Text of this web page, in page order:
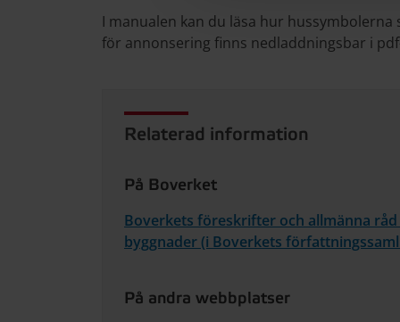
I manualen kan du läsa hur
för annonsering finns nedladdningsbar i
Relaterad information
På Boverket
Boverkets föreskrifter och allmänna
byggnader (i Boverkets
På andra webbplatser